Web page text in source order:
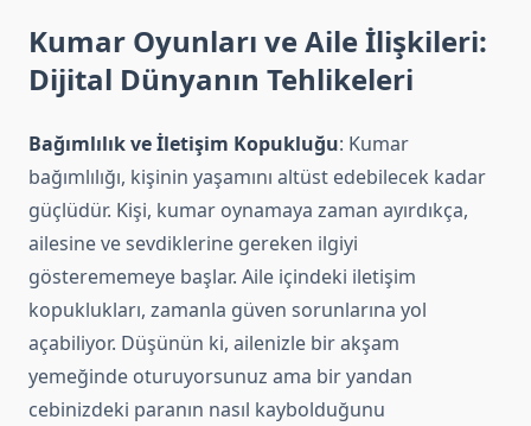
Kumar Oyunları ve Aile İlişkileri:
Dijital Dünyanın Tehlikeleri
Bağımlılık ve İletişim Kopukluğu: Kumar
bağımlılığı, kişinin yaşamını altüst edebilecek kadar
güçlüdür. Kişi, kumar oynamaya zaman ayırdıkça,
ailesine ve sevdiklerine gereken ilgiyi
gösterememeye başlar. Aile içindeki iletişim
kopuklukları, zamanla güven sorunlarına yol
açabiliyor. Düşünün ki, ailenizle bir akşam
yemeğinde oturuyorsunuz ama bir yandan
cebinizdeki paranın nasıl kaybolduğunu